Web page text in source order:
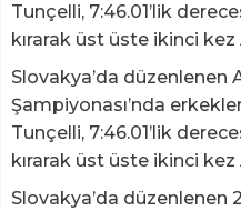
Tunçelli, 7:46.01’lik
kırarak üst üste ikinci
Slovakya’da düzenlenen
Şampiyonası’nda
Tunçelli, 7:46.01’lik
kırarak üst üste ikinci
Slovakya’da düzenlenen